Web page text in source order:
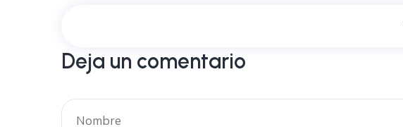
Deja un comentario